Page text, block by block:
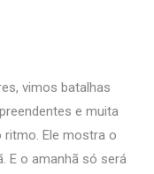
vimos batalhas
e muita
Ele mostra o
E o amanhã só será